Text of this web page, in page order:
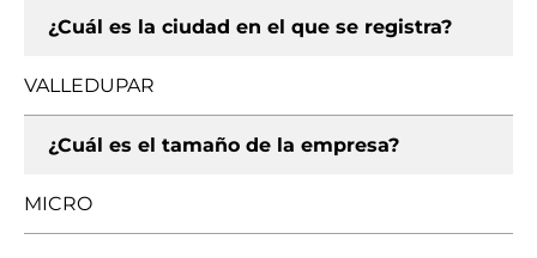
¿Cuál es la ciudad en el que se registra?
VALLEDUPAR
¿Cuál es el tamaño de la empresa?
MICRO